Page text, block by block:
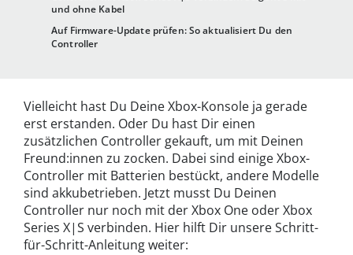
und ohne Kabel
Auf Firmware-Update prüfen: So aktualisiert Du den
Controller
Vielleicht hast Du Deine Xbox-Konsole ja gerade
erst erstanden. Oder Du hast Dir einen
zusätzlichen Controller gekauft, um mit Deinen
Freund:innen zu zocken. Dabei sind einige Xbox-
Controller mit Batterien bestückt, andere Modelle
sind akkubetrieben. Jetzt musst Du Deinen
Controller nur noch mit der Xbox One oder Xbox
Series X|S verbinden. Hier hilft Dir unsere Schritt-
für-Schritt-Anleitung weiter: